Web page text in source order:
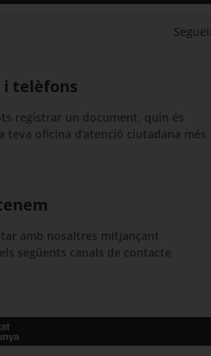
i telèfons
registrar un document, quin és
teva oficina d’atenció ciutadana més
amb nosaltres mitjançant
següents canals de contacte